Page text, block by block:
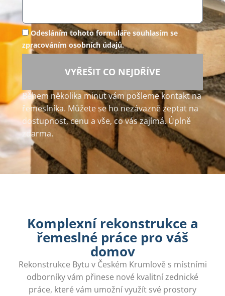
Odesláním tohoto formuláře souhlasím se
zpracováním osobních údajů.
VYŘEŠIT CO NEJDŘÍVE
Během několika minut vám pošleme kontakt na
řemeslníka. Můžete se ho nezávazně zeptat na
dostupnost, cenu a vše, co vás zajímá. Úplně
zdarma.
Komplexní rekonstrukce a
řemeslné práce pro váš
domov
Rekonstrukce Bytu v Českém Krumlově s místními
odborníky vám přinese nové kvalitní zednické
práce, které vám umožní využít své prostory